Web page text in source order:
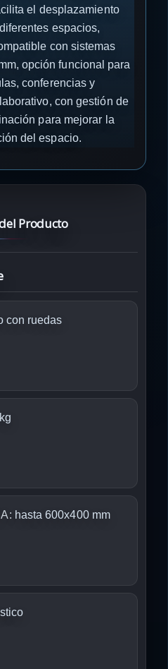
el desplazamiento
espacios,
con sistemas
opción funcional para
conferencias y
con gestión de
para mejorar la
del espacio.
Producto
con ruedas
hasta 600x400 mm